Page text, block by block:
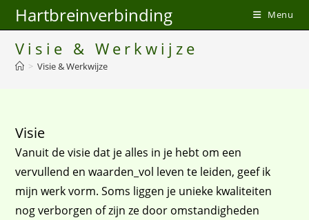
Skip
content
Hartbreinverbinding Menu
Visie & Werkwijze
> Visie & Werkwijze
Visie
Vanuit de visie dat je alles in je hebt om een
vervullend en waarden_vol leven te leiden, geef ik
mijn werk vorm. Soms liggen je unieke kwaliteiten
nog verborgen of zijn ze door omstandigheden